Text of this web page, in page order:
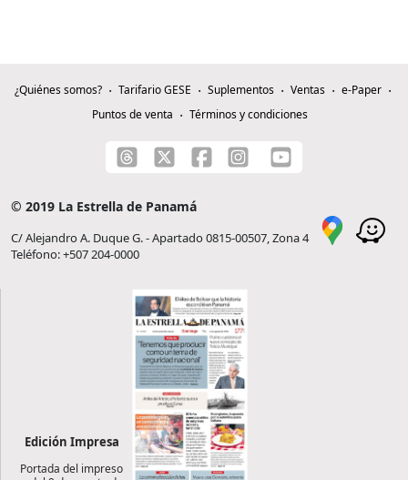
¿Quiénes somos? Tarifario GESE Suplementos Ventas
e-Paper
Puntos de venta
Términos y condiciones
© 2019 La Estrella de Panamá
C/ Alejandro A. Duque G. - Apartado 0815-00507, Zona 4
Teléfono: +507 204-0000
Edición Impresa
Portada del impreso